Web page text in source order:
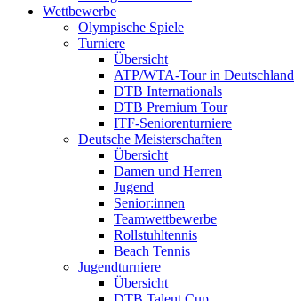
Wettbewerbe
Olympische Spiele
Turniere
Übersicht
ATP/WTA-Tour in Deutschland
DTB Internationals
DTB Premium Tour
ITF-Seniorenturniere
Deutsche Meisterschaften
Übersicht
Damen und Herren
Jugend
Senior:innen
Teamwettbewerbe
Rollstuhltennis
Beach Tennis
Jugendturniere
Übersicht